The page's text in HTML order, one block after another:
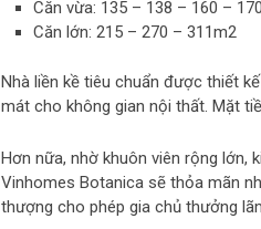
Căn vừa: 135 – 138 – 160 –
Căn lớn: 215 – 270 – 311m2
Nhà liền kề tiêu chuẩn được thiết
mát cho không gian nội thất. Mặt
Hơn nữa, nhờ khuôn viên rộng lớn,
Vinhomes Botanica sẽ thỏa mãn
thượng cho phép gia chủ thưởng